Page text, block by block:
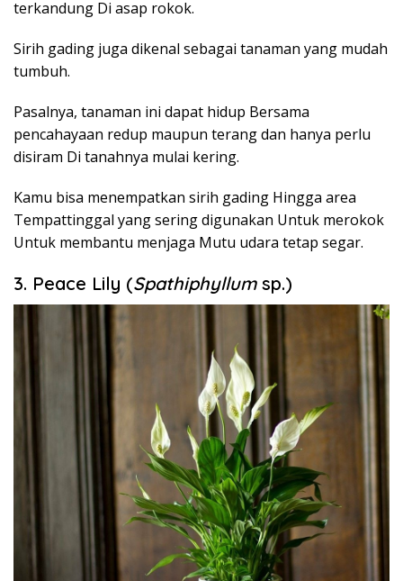
terkandung Di asap rokok.
Sirih gading juga dikenal sebagai tanaman yang mudah
tumbuh.
Pasalnya, tanaman ini dapat hidup Bersama
pencahayaan redup maupun terang dan hanya perlu
disiram Di tanahnya mulai kering.
Kamu bisa menempatkan sirih gading Hingga area
Tempattinggal yang sering digunakan Untuk merokok
Untuk membantu menjaga Mutu udara tetap segar.
3. Peace Lily (Spathiphyllumsp.)